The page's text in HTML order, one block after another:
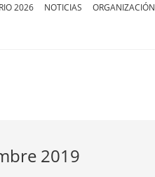
2026 NOTICIAS ORGANIZACIÓN
2019